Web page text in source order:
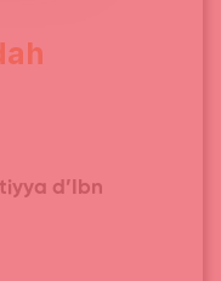
d’Ibn